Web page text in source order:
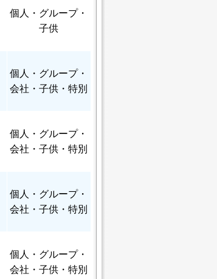
個人
・グループ・
子供
個人
・グループ・
会社・子供・特別
個人
・グループ・
会社・子供・特別
個人
・グループ・
会社・子供・特別
個人
・グループ・
会社・子供・特別